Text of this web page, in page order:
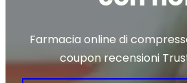
Farmacia online di
coupon recensioni